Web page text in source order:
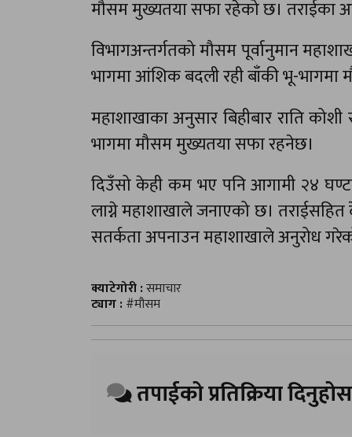
मौसम मुख्यतया सफा रहेको छ। तराईका
विभागअन्तर्गतको मौसम पूर्वानुमान
भागमा आंशिक बदली रही बाँकी भू-
महाशाखाका अनुसार बिहीबार राति
भागमा मौसम मुख्यतया सफा रहनेछ।
दिउँसो केही कम भए पनि आगामी २४
लाग्ने महाशाखाले जनाएको छ।
सतर्कता अपनाउन महाशाखाले अनुरोध
क्याटेगोरी :समाचार
ट्याग : #मौसम
तपाईको प्रतिक्रिया दिनुहोस